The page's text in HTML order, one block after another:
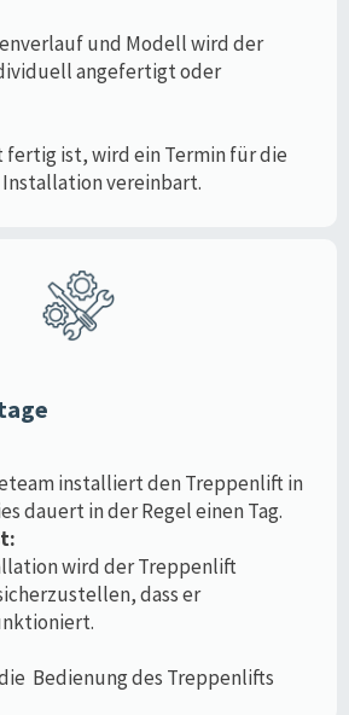
und Modell wird der
angefertigt oder
fertig ist, wird ein Termin für die
vereinbart.
installiert den Treppenlift in
dauert in der Regel einen Tag.
wird der Treppenlift
dass er
Bedienung des Treppenlifts